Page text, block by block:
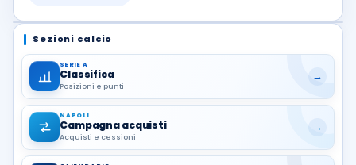
Sezioni calcio
SERIE A
Classifica
Posizioni e punti
→
NAPOLI
Campagna acquisti
Acquisti e cessioni
→